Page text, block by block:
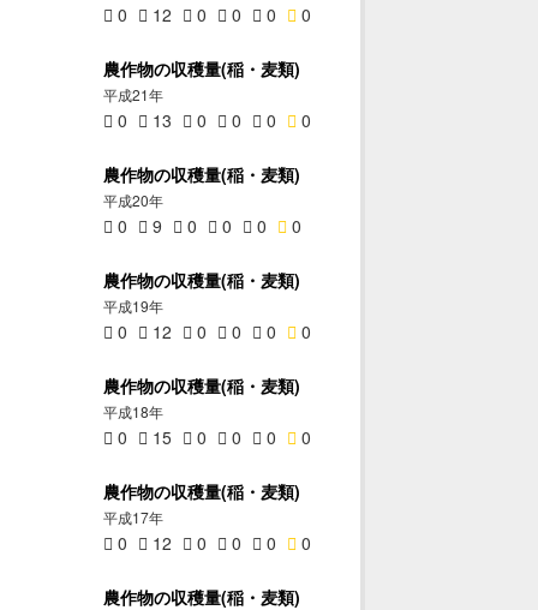
0 12 0 0 0 0
農作物の収穫量(稲・麦類)
平成21年
0 13 0 0 0 0
農作物の収穫量(稲・麦類)
平成20年
0 9 0 0 0 0
農作物の収穫量(稲・麦類)
平成19年
0 12 0 0 0 0
農作物の収穫量(稲・麦類)
平成18年
0 15 0 0 0 0
農作物の収穫量(稲・麦類)
平成17年
0 12 0 0 0 0
農作物の収穫量(稲・麦類)